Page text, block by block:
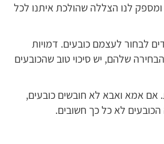
לנו הצללה שהולכת איתנו לכל
לבחור לעצמם כובעים. דמויות
שלהם, יש סיכוי טוב שהכובעים
אם אמא ואבא לא חובשים כובעים,
לא כל כך חשובים.